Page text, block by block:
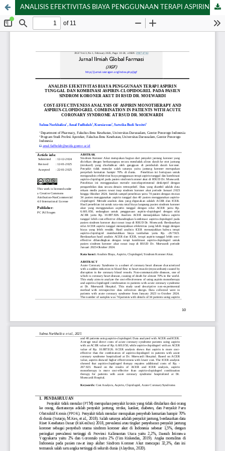
ANALISIS EFEKTIVITAS BIAYA PENGGUNAAN TERAPI ASPIRIN TUNGGAL DAN KOMBINASI ASPIRIN-CLOPIDOGREL PADA PASIEN SINDROM KORONER AKUT DI RSUD DR. MOEWARDI